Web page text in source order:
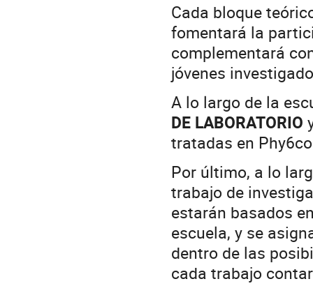
Cada bloque
fomentará la
complementará
jóvenes
A lo largo de la
DE LABORATORIO
tratadas en
Por último, a lo
trabajo de
estarán basados
escuela, y se
dentro de las
cada trabajo